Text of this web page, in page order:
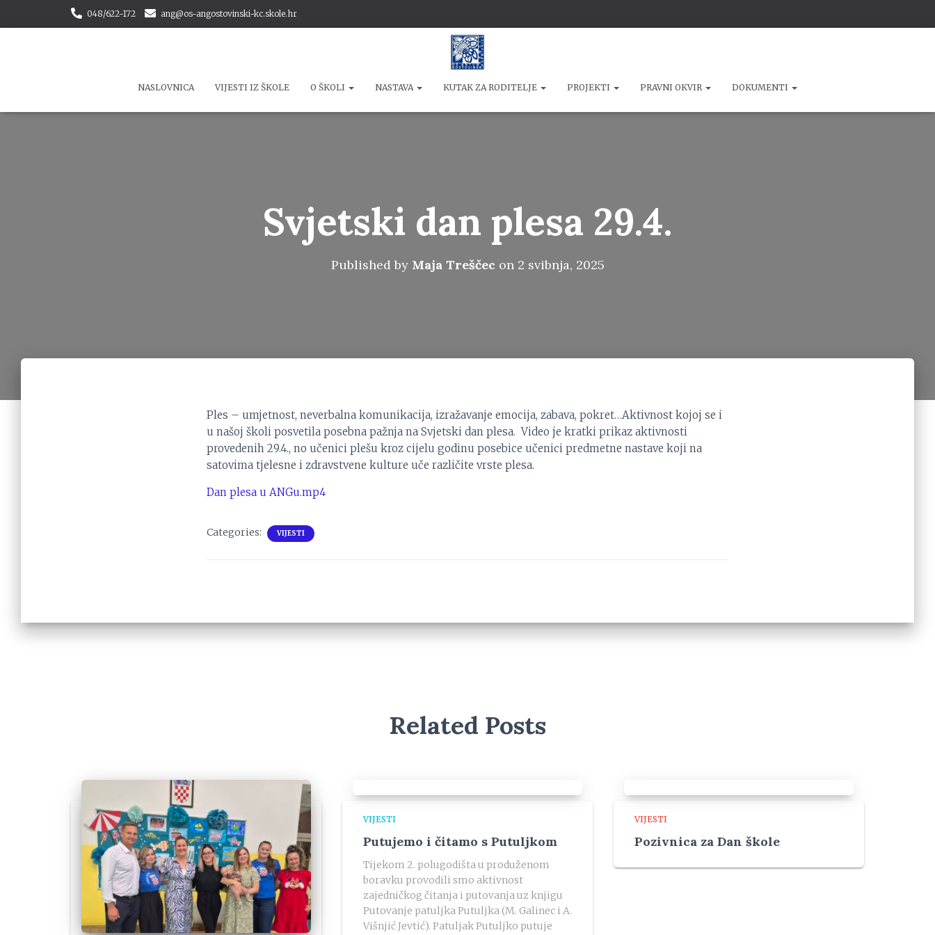
048/622-172 ang@os-angostovinski-kc.skole.hr
NASLOVNICA VIJESTI IZ ŠKOLE O ŠKOLI NASTAVA KUTAK ZA RODITELJE PROJEKTI PRAVNI OKVIR DOKUMENTI
Svjetski dan plesa 29.4.
Published by Maja Treščec on 2 svibnja, 2025
Ples – umjetnost, neverbalna komunikacija, izražavanje emocija, zabava, pokret…Aktivnost kojoj se i
u našoj školi posvetila posebna pažnja na Svjetski dan plesa. Video je kratki prikaz aktivnosti
provedenih 29.4., no učenici plešu kroz cijelu godinu posebice učenici predmetne nastave koji na
satovima tjelesne i zdravstvene kulture uče različite vrste plesa.
Dan plesa u ANGu.mp4
Categories: VIJESTI
Related Posts
VIJESTI
Putujemo i čitamo s Putuljkom
Tijekom 2. polugodišta u produženom
boravku provodili smo aktivnost
zajedničkog čitanja i putovanja uz knjigu
Putovanje patuljka Putuljka (M. Galinec i A.
Višnjić Jevtić). Patuljak Putuljko putuje
VIJESTI
Pozivnica za Dan škole